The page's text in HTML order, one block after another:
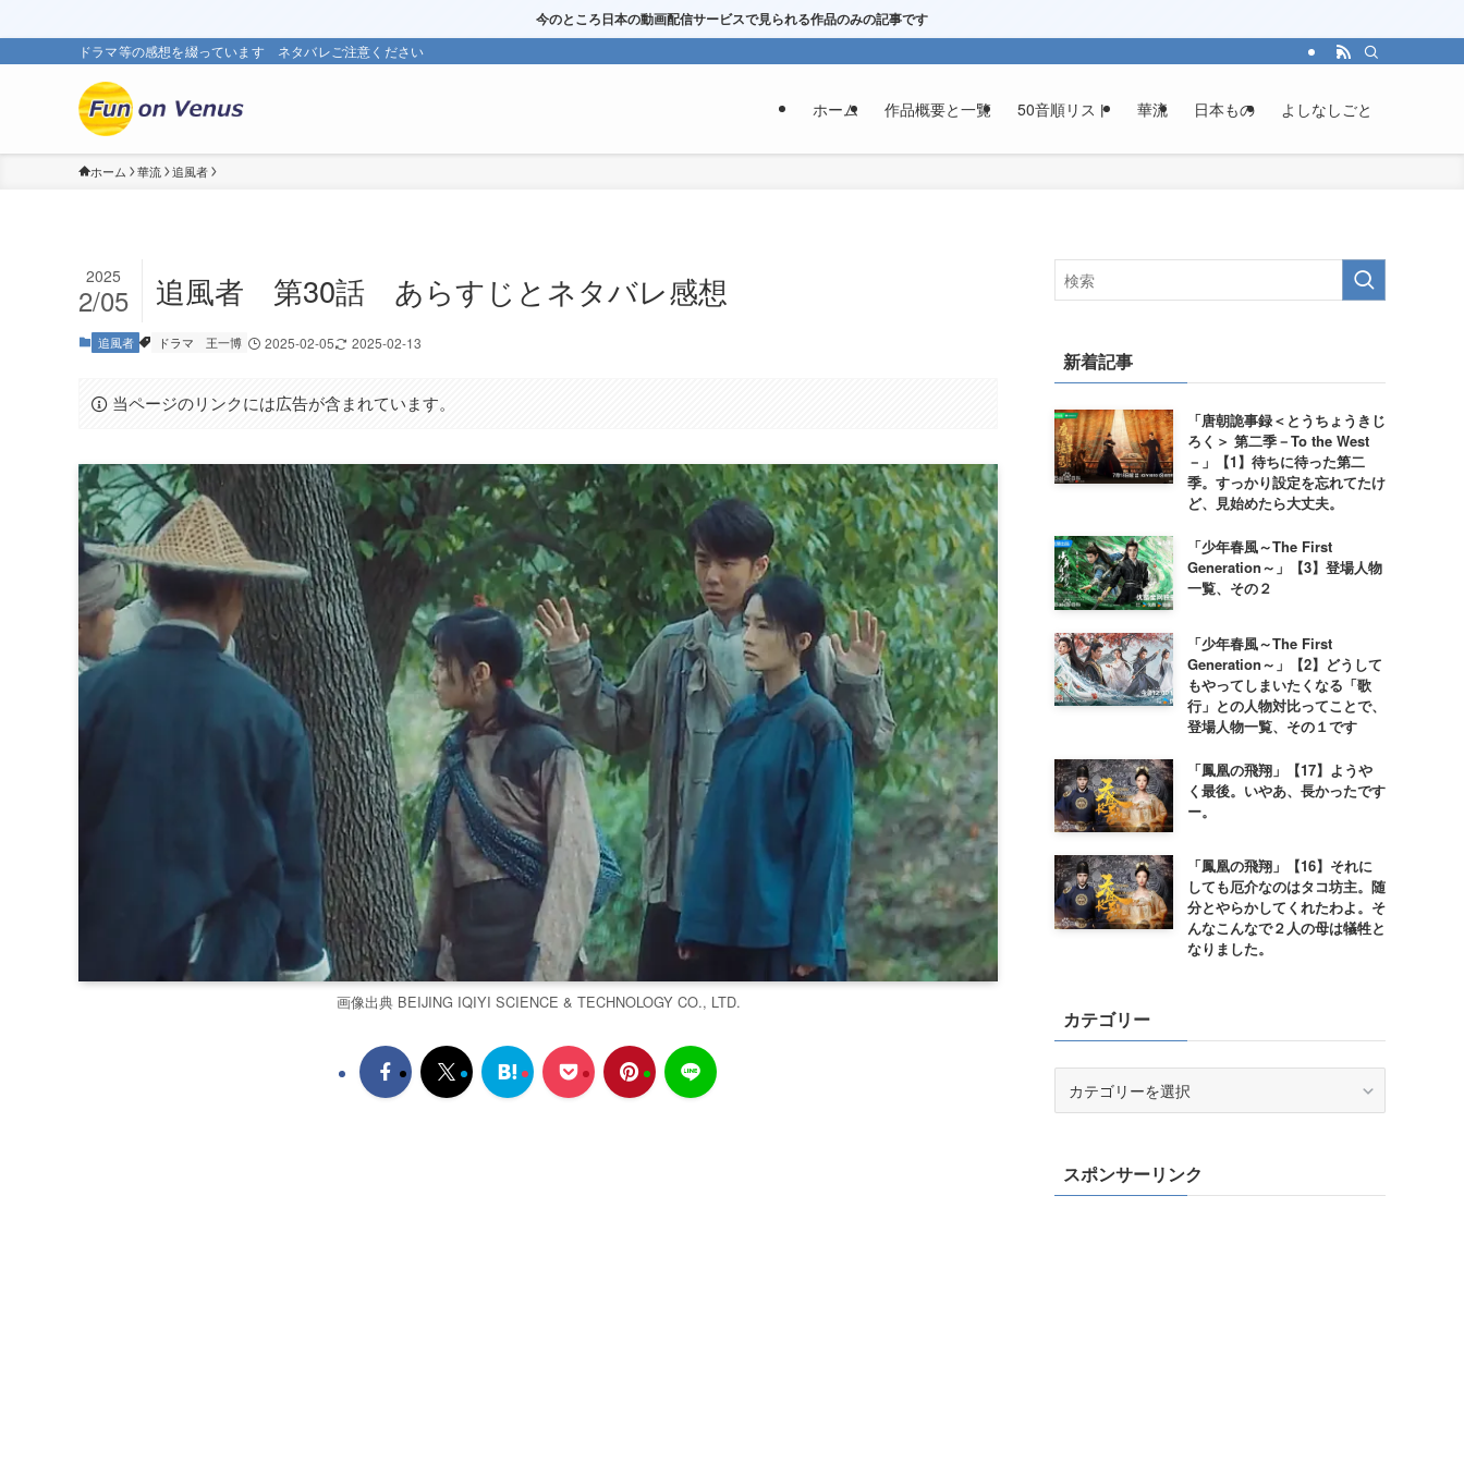
今のところ日本の動画配信サービスで見られる作品のみの記事です
ドラマ等の感想を綴っています ネタバレご注意ください
ホーム 作品概要と一覧 50音順リスト 華流 日本もの よしなしごと
ホーム 華流 追風者
追風者 第30話 あらすじとネタバレ感想
2025
2/05
追風者 ドラマ 王一博 2025-02-05 2025-02-13
当ページのリンクには広告が含まれています。
画像出典 BEIJING IQIYI SCIENCE & TECHNOLOGY CO., LTD.
新着記事
「唐朝詭事録＜とうちょうきじ
ろく＞ 第二季－To the West
－」【1】待ちに待った第二
季。すっかり設定を忘れてたけ
ど、見始めたら大丈夫。
「少年春風～The First
Generation～」【3】登場人物
一覧、その２
「少年春風～The First
Generation～」【2】どうして
もやってしまいたくなる「歌
行」との人物対比ってことで、
登場人物一覧、その１です
「鳳凰の飛翔」【17】ようや
く最後。いやあ、長かったです
ー。
「鳳凰の飛翔」【16】それに
しても厄介なのはタコ坊主。随
分とやらかしてくれたわよ。そ
んなこんなで２人の母は犠牲と
なりました。
カテゴリー
ースポンサーリンク